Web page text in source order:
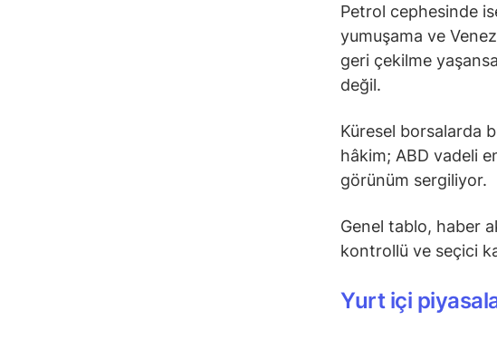
Petrol cephesinde
yumuşama ve
geri çekilme
değil.
Küresel borsalarda
hâkim; ABD vadeli
görünüm sergiliyor.
Genel tablo, haber
kontrollü ve seçici
Yurt içi